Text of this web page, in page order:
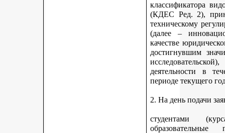
классификатора
(КДЕС Ред. 2),
техническому
(далее –
качестве
достигнувшим
деятельности в
периоде текущего
2. На день подачи
студентами
образовательные